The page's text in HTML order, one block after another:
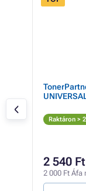
Raktáron >
2 540 Ft
2 000 Ft Áfa